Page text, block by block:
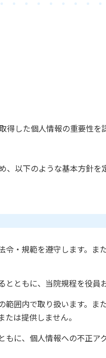
得した個人情報の重要性
以下のような基本方針を
・規範を遵守します。
ともに、当院規程を役員
囲内で取り扱います。
は提供しません。
に、個人情報への不正